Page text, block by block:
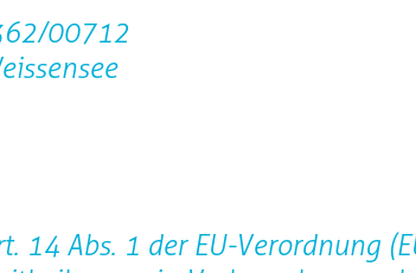
00712
14 Abs. 1 der EU-Verordnung